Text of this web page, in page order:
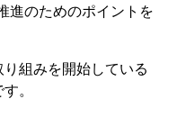
進のためのポイントを
組みを開始している
。